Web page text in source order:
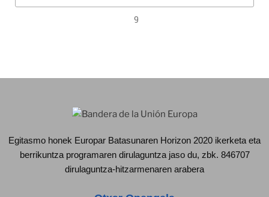
9
Egitasmo honek Europar Batasunaren Horizon 2020 ikerketa eta
berrikuntza programaren dirulaguntza jaso du, zbk. 846707
dirulaguntza-hitzarmenaren arabera